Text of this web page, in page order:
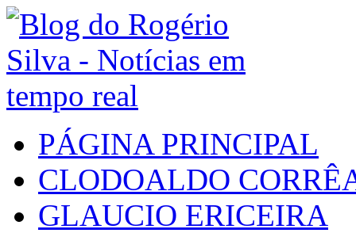
PÁGINA PRINCIPAL
CLODOALDO
GLAUCIO ERICEIRA